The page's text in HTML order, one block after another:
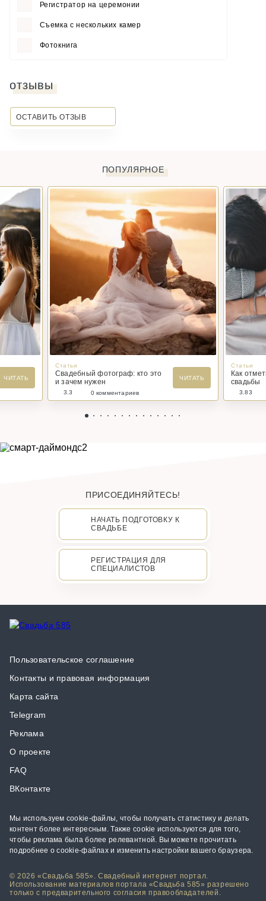
Регистратор на церемонии
Съемка с нескольких камер
Фотокнига
отзывы
ОСТАВИТЬ ОТЗЫВ
ПОПУЛЯРНОЕ
ЧИТАТЬ
Статьи
Свадебный фотограф: кто это
и зачем нужен
ЧИТАТЬ
3.3 0 комментариев
Статьи
Как
свадьбы
3.83
ПРИСОЕДИНЯЙТЕСЬ!
НАЧАТЬ ПОДГОТОВКУ К
СВАДЬБЕ
РЕГИСТРАЦИЯ ДЛЯ
СПЕЦИАЛИСТОВ
Пользовательское соглашение
Контакты и правовая информация
Карта сайта
Telegram
Реклама
О проекте
FAQ
ВКонтакте
Мы используем cookie-файлы, чтобы получать статистику и делать
контент более интересным. Также cookie используются для того,
чтобы реклама была более релевантной. Вы можете прочитать
подробнее о cookie-файлах и изменить настройки вашего браузера.
© 2026 «Свадьба 585». Свадебный интернет портал.
Использование материалов портала «Свадьба 585» разрешено
только с предварительного согласия правообладателей.